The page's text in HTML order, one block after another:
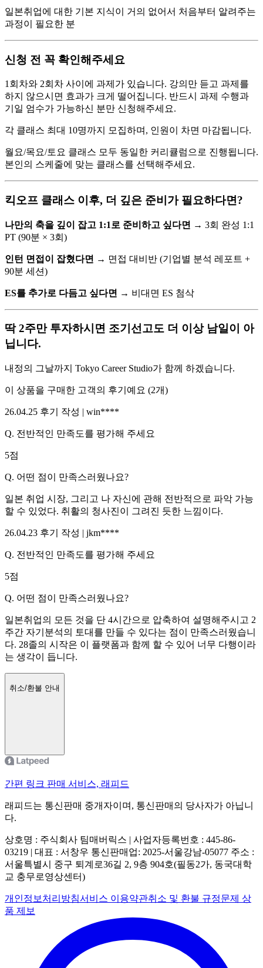
일본취업에 대한 기본 지식이 거의 없어서 처음부터 알려주는
과정이 필요한 분
신청 전 꼭 확인해주세요
1회차와 2회차 사이에 과제가 있습니다. 강의만 듣고 과제를
하지 않으시면 효과가 크게 떨어집니다. 반드시 과제 수행과
기일 엄수가 가능하신 분만 신청해주세요.
각 클래스 최대 10명까지 모집하며, 인원이 차면 마감됩니다.
월요/목요/토요 클래스 모두 동일한 커리큘럼으로 진행됩니다.
본인의 스케줄에 맞는 클래스를 선택해주세요.
킥오프 클래스 이후, 더 깊은 준비가 필요하다면?
나만의 축을 깊이 잡고 1:1로 준비하고 싶다면 → 3회 완성 1:1
PT (90분 × 3회)
인턴 면접이 잡혔다면 → 면접 대비반 (기업별 분석 레포트 +
90분 세션)
ES를 추가로 다듬고 싶다면 → 비대면 ES 첨삭
딱 2주만 투자하시면 조기선고도 더 이상 남일이 아
닙니다.
내정의 그날까지 Tokyo Career Studio가 함께 하겠습니다.
이 상품을 구매한 고객의 후기예요 (2개)
26.04.25 후기 작성 | win****
Q. 전반적인 만족도를 평가해 주세요
5점
Q. 어떤 점이 만족스러웠나요?
일본 취업 시장, 그리고 나 자신에 관해 전반적으로 파악 가능
할 수 있었다. 취활의 청사진이 그려진 듯한 느낌이다.
26.04.23 후기 작성 | jkm****
Q. 전반적인 만족도를 평가해 주세요
5점
Q. 어떤 점이 만족스러웠나요?
일본취업의 모든 것을 단 4시간으로 압축하여 설명해주시고 2
주간 자기분석의 토대를 만들 수 있다는 점이 만족스러웠습니
다. 28졸의 시작은 이 플랫폼과 함께 할 수 있어 너무 다행이라
는 생각이 듭니다.
취소/환불 안내
간편 링크 판매 서비스, 래피드
래피드는 통신판매 중개자이며, 통신판매의 당사자가 아닙니
다.
상호명 : 주식회사 팀매버릭스 | 사업자등록번호 : 445-86-
03219 | 대표 : 서창우 통신판매업: 2025-서울강남-05077 주소 :
서울특별시 중구 퇴계로36길 2, 9층 904호(필동2가, 동국대학
교 충무로영상센터)
개인정보처리방침서비스 이용약관취소 및 환불 규정문제 상
품 제보